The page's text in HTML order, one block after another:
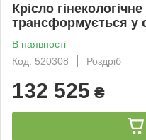
Крісло
трансформується у
В наявності
Код: 520308
Роздріб
132 525 ₴